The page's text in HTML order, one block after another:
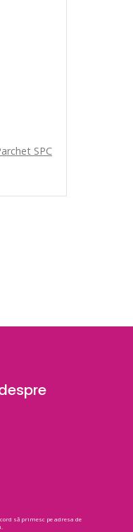
SPC
să primesc pe adresa de